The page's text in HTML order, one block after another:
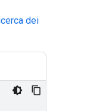
dei